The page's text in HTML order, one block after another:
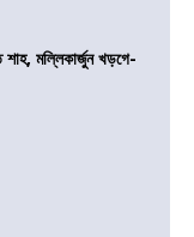
শাহ, মল্লিকার্জুন খড়গে-